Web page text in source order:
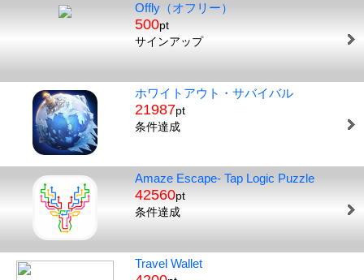
Offly（オフリー）
500pt
サインアップ
ホワイトアウト・サバイバル
21987pt
条件達成
Amaze Escape- Tap Logic Puzzle
42560pt
条件達成
Travel Wallet